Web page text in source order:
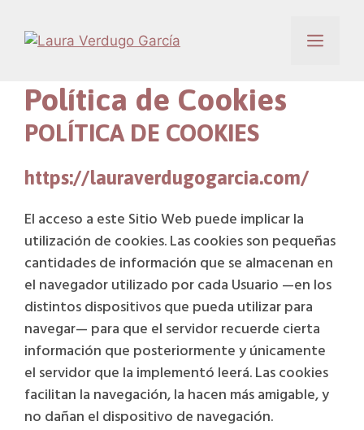
contenido
Menú
Política de Cookies
POLÍTICA DE COOKIES
https://lauraverdugogarcia.com/
El acceso a este Sitio Web puede implicar la
utilización de cookies. Las cookies son pequeñas
cantidades de información que se almacenan en
el navegador utilizado por cada Usuario —en los
distintos dispositivos que pueda utilizar para
navegar— para que el servidor recuerde cierta
información que posteriormente y únicamente
el servidor que la implementó leerá. Las cookies
facilitan la navegación, la hacen más amigable, y
no dañan el dispositivo de navegación.